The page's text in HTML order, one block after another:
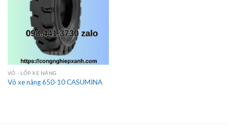
VỎ - LỐP XE NÂNG
Vỏ xe nâng 650-10 CASUMINA